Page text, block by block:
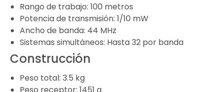
Rango de trabajo: 100 metros
Potencia de transmisión: 1/10 mW
Ancho de banda: 44 MHz
Sistemas simultáneos: Hasta 32 por banda
Construcción
Peso total: 3.5 kg